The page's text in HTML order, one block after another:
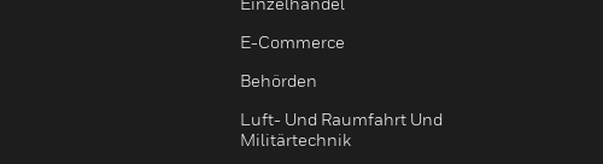
E-Commerce
Behörden
Luft- Und Raumfahrt Und
Militärtechnik